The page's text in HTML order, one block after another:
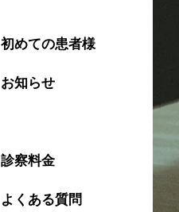
初めての患者様
お知らせ
診察料金
よくある質問